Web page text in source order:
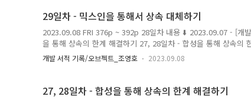
구조화하기 위해서 사용해야한다. 왜냐하면 다..
29일차 - 믹스인을 통해서 상속 대체하기
2023.09.08 FRI 376p ~ 392p 28일차 내용 ⬇️ 2023.09.07 - [개
을 통해 상속의 한계 해결하기 27, 28일차 - 합성을 통해 상속
일차 내용 ⬇️ 2023.09.05 - [개발 서적 기록/오브젝트_조영호] -
스로 올리기 26일차 - 중복 코드를 추상화에 의존하는 부모
사용하면 코드를 재사용하면서도, 결합도를 낮게 유지할 수 있..
개발 서적 기록/오브젝트_조영호 2023.09.08
27, 28일차 - 합성을 통해 상속의 한계 해결하기